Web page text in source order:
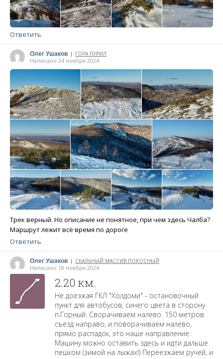
Ответить
Олег Ушаков | ГОРА ПУРИЛ
Написано 24 ноября 2024
Трек верный. Но описание не понятное, при чем здесь Чалба?
Маршрут лежит всё время по дороге
Ответить
Олег Ушаков | СКАЛЬНЫЙ МАССИВ ПОКОСНЫЙ
Написано 18 ноября 2024
2.20 км.
Не доезжая ГКЛ "Холдоми" - остановочный
пункт для автобусов, синего цвета в сторону
п.Горный. Сворачиваем налево. 150 метров
съезд направо, и поворачиваем налево,
прямо распадок, это наше направление.
Машину можно оставить здесь и идти дальше
пешком (зимой на лыжах!) Переезжаем ручей, и